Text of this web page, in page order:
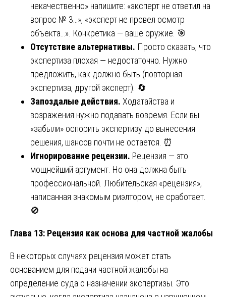
некачественно» напишите: «эксперт не ответил на
вопрос № 3…», «эксперт не провел осмотр
объекта…». Конкретика — ваше оружие. 🎯
Отсутствие альтернативы. Просто сказать, что
экспертиза плохая — недостаточно. Нужно
предложить, как должно быть (повторная
экспертиза, другой эксперт). 🔄
Запоздалые действия. Ходатайства и
возражения нужно подавать вовремя. Если вы
«забыли» оспорить экспертизу до вынесения
решения, шансов почти не остается. ⏰
Игнорирование рецензии. Рецензия — это
мощнейший аргумент. Но она должна быть
профессиональной. Любительская «рецензия»,
написанная знакомым риэлтором, не сработает.
🚫
Глава 13: Рецензия как основа для частной жалобы
В некоторых случаях рецензия может стать
основанием для подачи частной жалобы на
определение суда о назначении экспертизы. Это